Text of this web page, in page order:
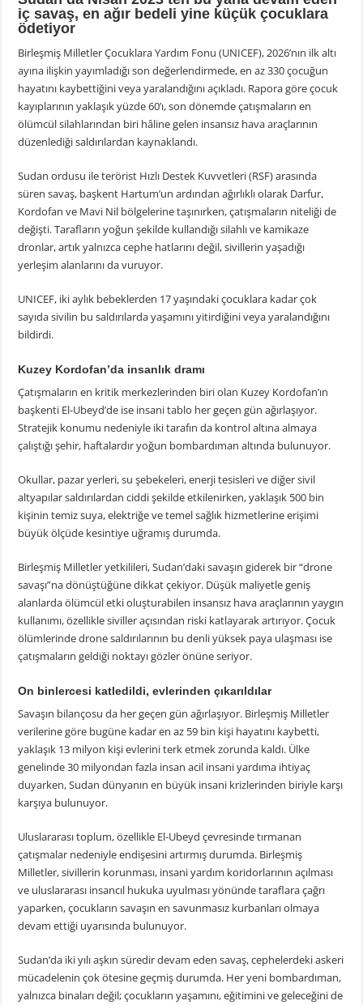
iç savaş, en ağır bedeli yine küçük çocuklara
ödetiyor
Birleşmiş Milletler Çocuklara Yardım Fonu (UNICEF), 2026’nın ilk altı
ayına ilişkin yayımladığı son değerlendirmede, en az 330 çocuğun
hayatını kaybettiğini veya yaralandığını açıkladı. Rapora göre çocuk
kayıplarının yaklaşık yüzde 60’ı, son dönemde çatışmaların en
ölümcül silahlarından biri hâline gelen insansız hava araçlarının
düzenlediği saldırılardan kaynaklandı.
Sudan ordusu ile terörist Hızlı Destek Kuvvetleri (RSF) arasında
süren savaş, başkent Hartum’un ardından ağırlıklı olarak Darfur,
Kordofan ve Mavi Nil bölgelerine taşınırken, çatışmaların niteliği de
değişti. Tarafların yoğun şekilde kullandığı silahlı ve kamikaze
dronlar, artık yalnızca cephe hatlarını değil, sivillerin yaşadığı
yerleşim alanlarını da vuruyor.
UNICEF, iki aylık bebeklerden 17 yaşındaki çocuklara kadar çok
sayıda sivilin bu saldırılarda yaşamını yitirdiğini veya yaralandığını
bildirdi.
Kuzey Kordofan’da insanlık dramı
Çatışmaların en kritik merkezlerinden biri olan Kuzey Kordofan’ın
başkenti El-Ubeyd’de ise insani tablo her geçen gün ağırlaşıyor.
Stratejik konumu nedeniyle iki tarafın da kontrol altına almaya
çalıştığı şehir, haftalardır yoğun bombardıman altında bulunuyor.
Okullar, pazar yerleri, su şebekeleri, enerji tesisleri ve diğer sivil
altyapılar saldırılardan ciddi şekilde etkilenirken, yaklaşık 500 bin
kişinin temiz suya, elektriğe ve temel sağlık hizmetlerine erişimi
büyük ölçüde kesintiye uğramış durumda.
Birleşmiş Milletler yetkilileri, Sudan’daki savaşın giderek bir “drone
savaşı”na dönüştüğüne dikkat çekiyor. Düşük maliyetle geniş
alanlarda ölümcül etki oluşturabilen insansız hava araçlarının yaygın
kullanımı, özellikle siviller açısından riski katlayarak artırıyor. Çocuk
ölümlerinde drone saldırılarının bu denli yüksek paya ulaşması ise
çatışmaların geldiği noktayı gözler önüne seriyor.
On binlercesi katledildi, evlerinden çıkarıldılar
Savaşın bilançosu da her geçen gün ağırlaşıyor. Birleşmiş Milletler
verilerine göre bugüne kadar en az 59 bin kişi hayatını kaybetti,
yaklaşık 13 milyon kişi evlerini terk etmek zorunda kaldı. Ülke
genelinde 30 milyondan fazla insan acil insani yardıma ihtiyaç
duyarken, Sudan dünyanın en büyük insani krizlerinden biriyle karşı
karşıya bulunuyor.
Uluslararası toplum, özellikle El-Ubeyd çevresinde tırmanan
çatışmalar nedeniyle endişesini artırmış durumda. Birleşmiş
Milletler, sivillerin korunması, insani yardım koridorlarının açılması
ve uluslararası insancıl hukuka uyulması yönünde taraflara çağrı
yaparken, çocukların savaşın en savunmasız kurbanları olmaya
devam ettiği uyarısında bulunuyor.
Sudan’da iki yılı aşkın süredir devam eden savaş, cephelerdeki askeri
mücadelenin çok ötesine geçmiş durumda. Her yeni bombardıman,
yalnızca binaları değil; çocukların yaşamını, eğitimini ve geleceğini de